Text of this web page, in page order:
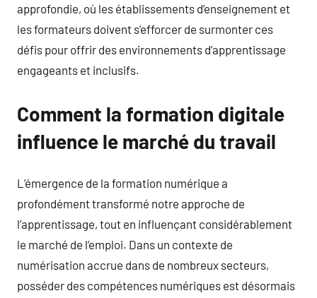
approfondie, où les établissements d’enseignement et
les formateurs doivent s’efforcer de surmonter ces
défis pour offrir des environnements d’apprentissage
engageants et inclusifs.
Comment la formation digitale
influence le marché du travail
L’émergence de la formation numérique a
profondément transformé notre approche de
l’apprentissage, tout en influençant considérablement
le marché de l’emploi. Dans un contexte de
numérisation accrue dans de nombreux secteurs,
posséder des compétences numériques est désormais